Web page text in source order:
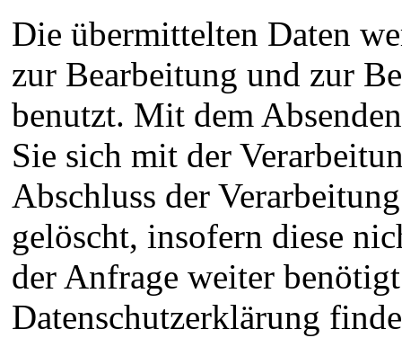
Die übermittelten Daten
zur Bearbeitung und zur
benutzt. Mit dem
Sie sich mit der
Abschluss der
gelöscht, insofern diese
der Anfrage weiter
Datenschutzerklärung